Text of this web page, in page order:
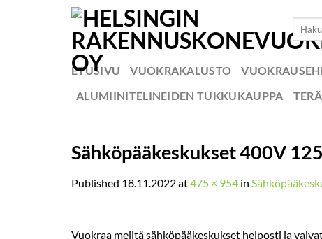
ETUSIVU VUOKRAKALUSTO
ALUMIINITELINEIDEN TUKKUKAUPPA
Sähköpääkeskukset 400V
Published 18.11.2022at475 × 954 in
Vuokraa meiltä sähköpääkeskukset helposti ja